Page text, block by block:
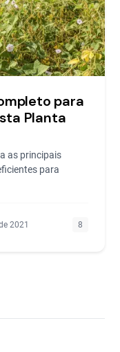
para
Planta
as principais
para
2021 8